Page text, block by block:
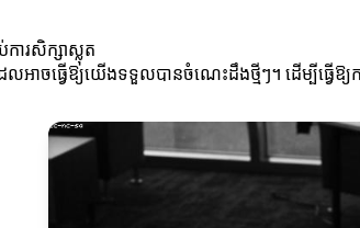
រសិក្សាស្លុត
លអាចធ្វើឱ្យយើងទទួលបានចំណេះដឹងថ្មីៗ។ ដើម្បីធ្វើឱ្